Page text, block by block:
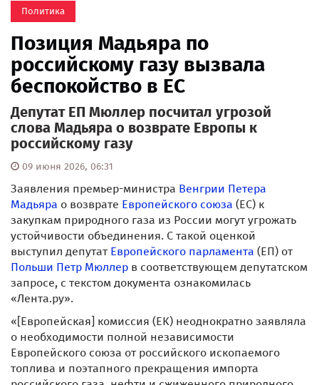
Политика
Позиция Мадьяра по
российскому газу вызвала
беспокойство в ЕС
Депутат ЕП Мюллер посчитал угрозой
слова Мадьяра о возврате Европы к
российскому газу
09 июня 2026, 06:31
Заявления премьер-министра Венгрии Петера
Мадьяра о возврате Европейского союза (ЕС) к
закупкам природного газа из России могут угрожать
устойчивости объединения. С такой оценкой
выступил депутат Европейского парламента (ЕП) от
Польши Петр Мюллер в соответствующем депутатском
запросе, с текстом документа ознакомилась
«Лента.ру».
«[Европейская] комиссия (ЕК) неоднократно заявляла
о необходимости полной независимости
Европейского союза от российского ископаемого
топлива и поэтапного прекращения импорта